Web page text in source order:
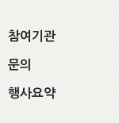
참여기관
문의
행사요약